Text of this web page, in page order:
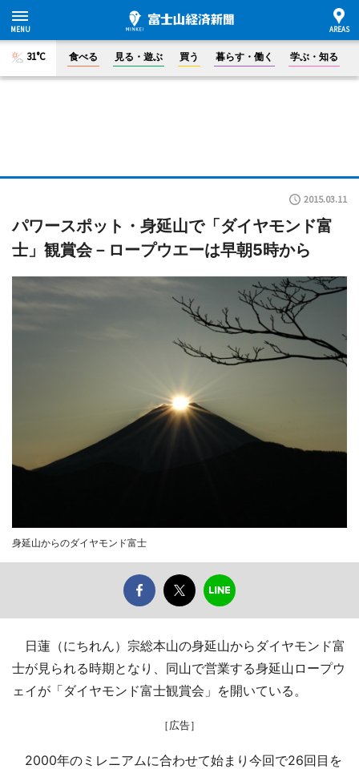
31°C 食べる 見る・遊ぶ 買う 暮らす・働く 学ぶ・知る
2015.03.11
パワースポット・身延山で「ダイヤモンド富
士」観賞会－ロープウエーは早朝5時から
身延山からのダイヤモンド富士
日蓮（にちれん）宗総本山の身延山からダイヤモンド富
士が見られる時期となり、同山で営業する身延山ロープウ
ェイが「ダイヤモンド富士観賞会」を開いている。
［広告］
2000年のミレニアムに合わせて始まり今回で26回目を